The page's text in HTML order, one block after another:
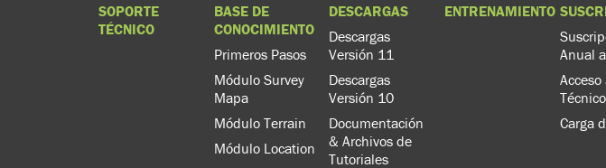
SOPORTE
TÉCNICO
BASE DE
CONOCIMIENTO
Primeros Pasos
Módulo Survey
Mapa
Módulo Terrain
Módulo Location
DESCARGAS
Descargas
Versión 11
Descargas
Versión 10
Documentación
& Archivos de
Tutoriales
ENTRENAMIENTO
Anual
Técnico
Carga